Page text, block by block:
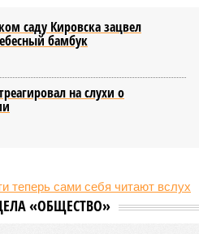
саду Кировска зацвел
бамбук
на слухи о
«ОБЩЕСТВО»